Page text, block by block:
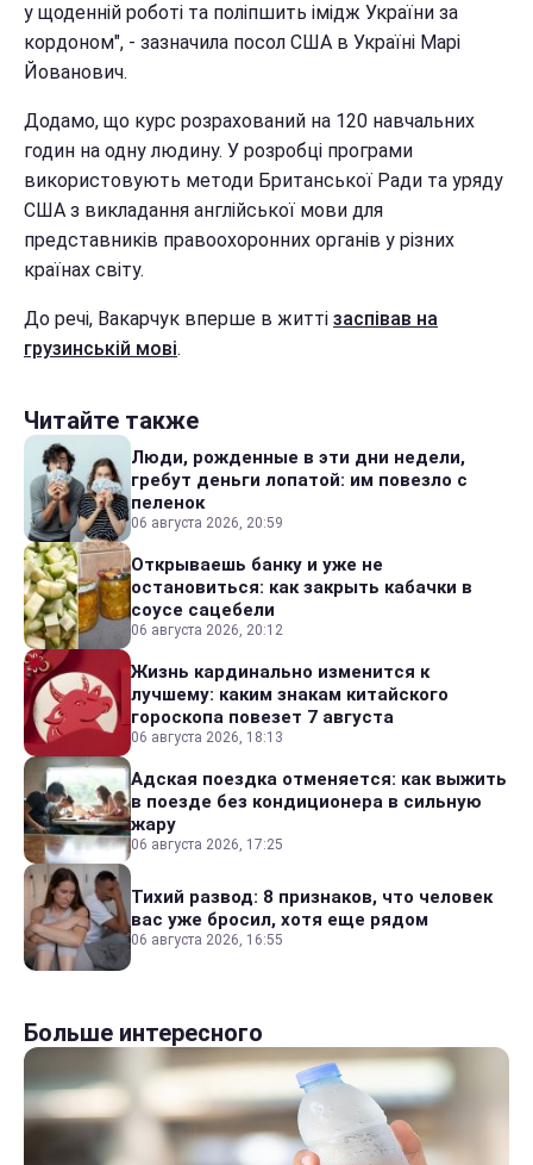
у щоденній роботі та поліпшить імідж України за
кордоном", - зазначила посол США в Україні Марі
Йованович.
Додамо, що курс розрахований на 120 навчальних
годин на одну людину. У розробці програми
використовують методи Британської Ради та уряду
США з викладання англійської мови для
представників правоохоронних органів у різних
країнах світу.
До речі, Вакарчук вперше в житті заспівав на
грузинській мові.
Читайте также
Люди, рожденные в эти дни недели,
гребут деньги лопатой: им повезло с
пеленок
06 августа 2026, 20:59
Открываешь банку и уже не
остановиться: как закрыть кабачки в
соусе сацебели
06 августа 2026, 20:12
Жизнь кардинально изменится к
лучшему: каким знакам китайского
гороскопа повезет 7 августа
06 августа 2026, 18:13
Адская поездка отменяется: как выжить
в поезде без кондиционера в сильную
жару
06 августа 2026, 17:25
Тихий развод: 8 признаков, что человек
вас уже бросил, хотя еще рядом
06 августа 2026, 16:55
Больше интересного